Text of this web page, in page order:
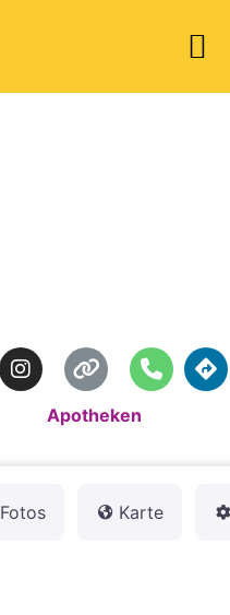
Apotheken
Fotos Karte